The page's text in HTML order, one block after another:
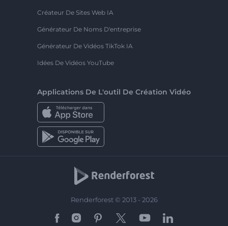
Créateur De Sites Web IA
Générateur De Noms D'entreprise
Générateur De Vidéos TikTok IA
Idées De Vidéos YouTube
Applications De L'outil De Création Vidéo
Renderforest © 2013 - 2026